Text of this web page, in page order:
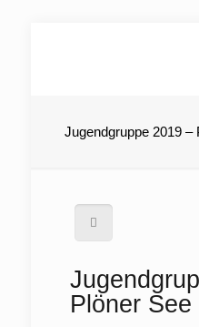
Jugendgruppe 2019 –
Plöner